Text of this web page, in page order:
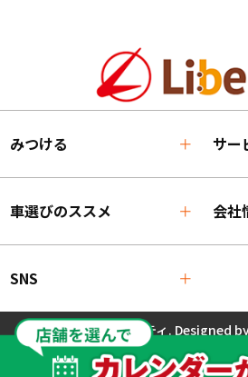
みつける サー
車選びのススメ 会社
SNS
© 2025 リバティ. Designed